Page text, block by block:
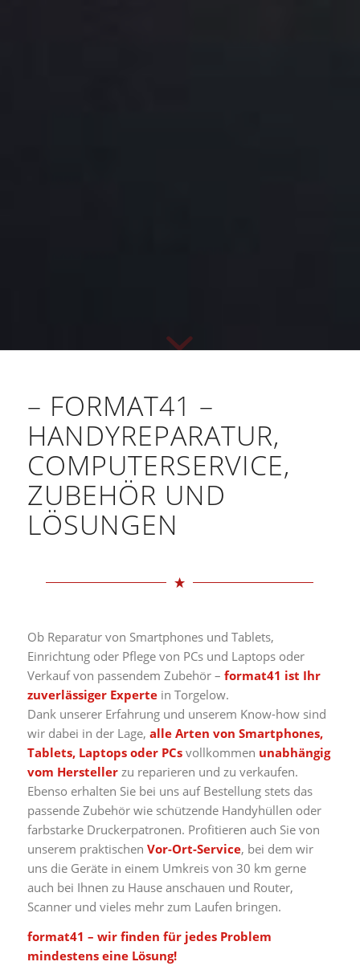
– FORMAT41 –
HANDYREPARATUR,
COMPUTERSERVICE,
ZUBEHÖR UND
LÖSUNGEN
Ob Reparatur von Smartphones und Tablets,
Einrichtung oder Pflege von PCs und Laptops oder
Verkauf von passendem Zubehör – format41 ist Ihr
zuverlässiger Expertein Torgelow.
Dank unserer Erfahrung und unserem Know-how sind
wir dabei in der Lage, alle Arten von Smartphones,
Tablets, Laptops oder PCsvollkommen unabhängig
vom Herstellerzu reparieren und zu verkaufen.
Ebenso erhalten Sie bei uns auf Bestellung stets das
passende Zubehör wie schützende Handyhüllen oder
farbstarke Druckerpatronen. Profitieren auch Sie von
unserem praktischen Vor-Ort-Service, bei dem wir
uns die Geräte in einem Umkreis von 30 km gerne
auch bei Ihnen zu Hause anschauen und Router,
Scanner und vieles mehr zum Laufen bringen.
format41 – wir finden für jedes Problem
mindestens eine Lösung!